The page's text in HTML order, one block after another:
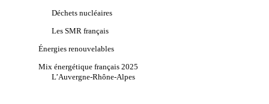
Déchets nucléaires
Les SMR français
Énergies renouvelables
Mix énergétique français 2025
L’Auvergne-Rhône-Alpes